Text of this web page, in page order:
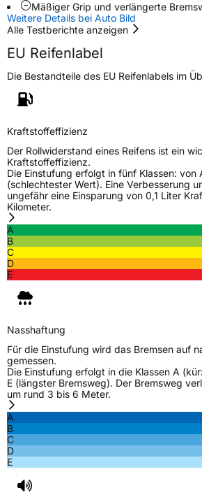
FahrzeugklasseC1
EPREL ID1154224
Allgemeine Produktsicherheit (GPSR)
Herstellerkontakt
Carmes-Déchaux 23
Mäßiger Grip und verlängerte
Weitere Details bei Auto Bild
Alle Testberichte anzeigen
EU Reifenlabel
Die Bestandteile des EU Reifenlabels im
Kraftstoffeffizienz
Der Rollwiderstand eines Reifens ist ein
Kraftstoffeffizienz.
Die Einstufung erfolgt in fünf Klassen: von
(schlechtester Wert). Eine Verbesserung
ungefähr eine Einsparung von 0,1 Liter
Kilometer.
A
B
C
D
E
Nasshaftung
Für die Einstufung wird das Bremsen auf
gemessen.
Die Einstufung erfolgt in die Klassen A
E (längster Bremsweg). Der Bremsweg
um rund 3 bis 6 Meter.
A
B
C
D
E